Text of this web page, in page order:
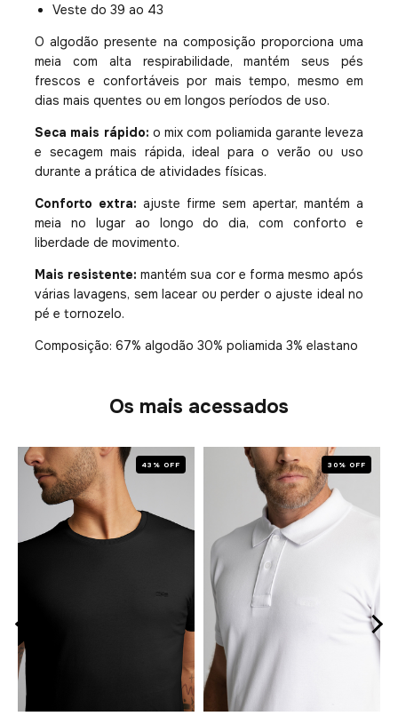
Veste do 39 ao 43
O algodão presente na composição proporciona uma
meia com alta respirabilidade, mantém seus pés
frescos e confortáveis por mais tempo, mesmo em
dias mais quentes ou em longos períodos de uso.
Seca mais rápido: o mix com poliamida garante leveza
e secagem mais rápida, ideal para o verão ou uso
durante a prática de atividades físicas.
Conforto extra: ajuste firme sem apertar, mantém a
meia no lugar ao longo do dia, com conforto e
liberdade de movimento.
Mais resistente: mantém sua cor e forma mesmo após
várias lavagens, sem lacear ou perder o ajuste ideal no
pé e tornozelo.
Composição: 67% algodão 30% poliamida 3% elastano
Os mais acessados
43% OFF 30% OFF